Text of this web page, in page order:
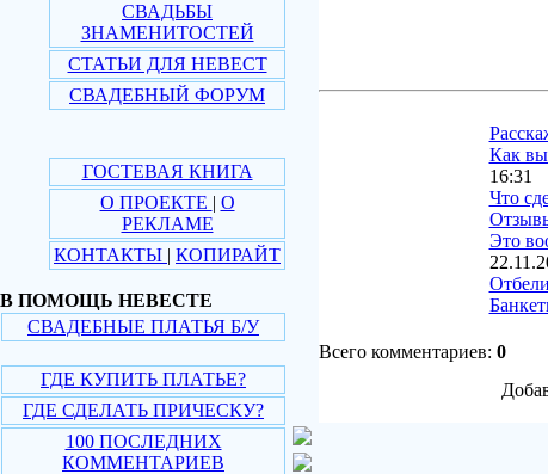
СВАДЬБЫ
ЗНАМЕНИТОСТЕЙ
СТАТЬИ ДЛЯ НЕВЕСТ
СВАДЕБНЫЙ ФОРУМ
ГОСТЕВАЯ КНИГА
О ПРОЕКТЕ | О
РЕКЛАМЕ
КОНТАКТЫ | КОПИРАЙТ
В ПОМОЩЬ НЕВЕСТЕ
СВАДЕБНЫЕ ПЛАТЬЯ Б/У
ГДЕ КУПИТЬ ПЛАТЬЕ?
ГДЕ СДЕЛАТЬ ПРИЧЕСКУ?
100 ПОСЛЕДНИХ
КОММЕНТАРИЕВ
Как
16:31
Что
Это
Всего комментариев: 0